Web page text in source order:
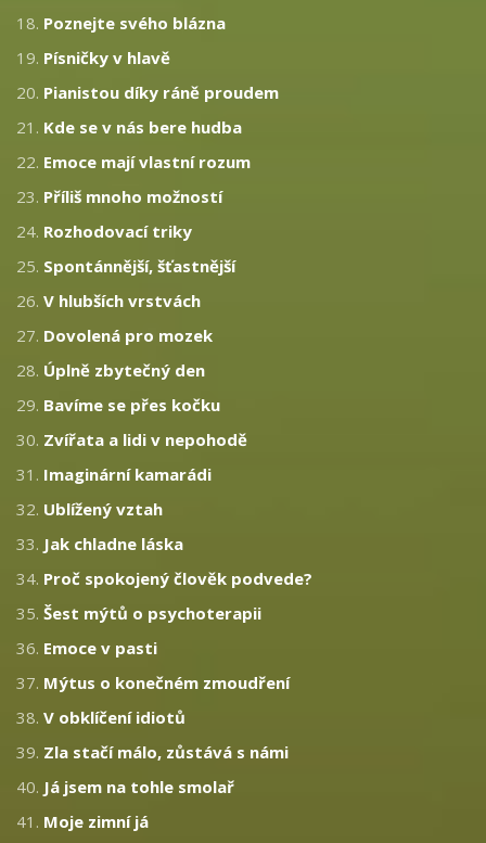
18. Poznejte svého blázna
19. Písničky v hlavě
20. Pianistou díky ráně proudem
21. Kde se v nás bere hudba
22. Emoce mají vlastní rozum
23. Příliš mnoho možností
24. Rozhodovací triky
25. Spontánnější, šťastnější
26. V hlubších vrstvách
27. Dovolená pro mozek
28. Úplně zbytečný den
29. Bavíme se přes kočku
30. Zvířata a lidi v nepohodě
31. Imaginární kamarádi
32. Ublížený vztah
33. Jak chladne láska
34. Proč spokojený člověk podvede?
35. Šest mýtů o psychoterapii
36. Emoce v pasti
37. Mýtus o konečném zmoudření
38. V obklíčení idiotů
39. Zla stačí málo, zůstává s námi
40. Já jsem na tohle smolař
41. Moje zimní já